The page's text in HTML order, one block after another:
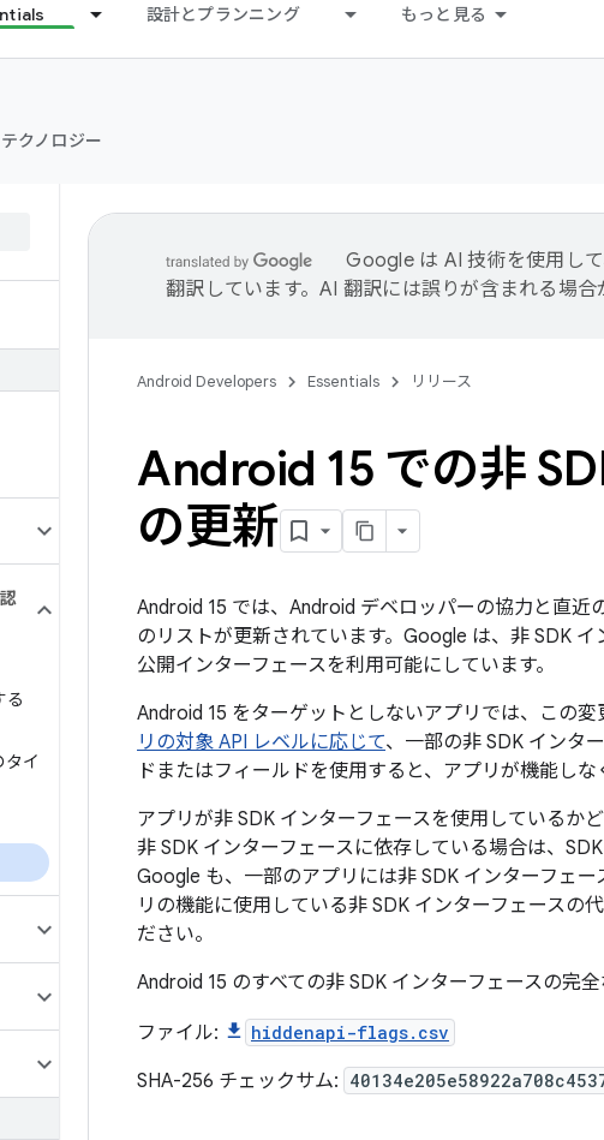
設計とプランニング もっと見る
テクノロジー
る
タイ
Google は AI 技術を使用し
翻訳しています。AI 翻訳には誤りが含まれる場合
Android Developers Essentials リリース
Android 15 での非
の更新
Android 15 では、Android デベロッパーの協力と直
のリストが更新されています。Google は、非 SDK
公開インターフェースを利用可能にしています。
Android 15 をターゲットとしないアプリでは、この
リの対象 API レベルに応じて、一部の非 SDK インタ
ドまたはフィールドを使用すると、アプリが機能しな
アプリが非 SDK インターフェースを使用しているか
非 SDK インターフェースに依存している場合は、
Google も、一部のアプリには非 SDK インターフェ
リの機能に使用している非 SDK インターフェースの
ださい。
Android 15 のすべての非 SDK インターフェースの完
ファイル: hiddenapi-flags.csv
SHA-256 チェックサム: